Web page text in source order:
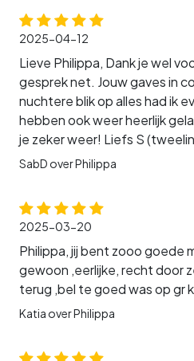
2025-04-12
Lieve Philippa, Dank je wel
gesprek net. Jouw gaves in
nuchtere blik op alles had ik
hebben ook weer heerlijk
je zeker weer! Liefs S
SabD over Philippa
2025-03-20
Philippa, jij bent zooo goede
gewoon ,eerlijke, recht door
terug ,bel te goed was op gr
Katia over Philippa